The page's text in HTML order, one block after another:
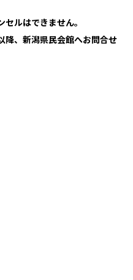
ルはできません。
降、新潟県民会館へお問合せ